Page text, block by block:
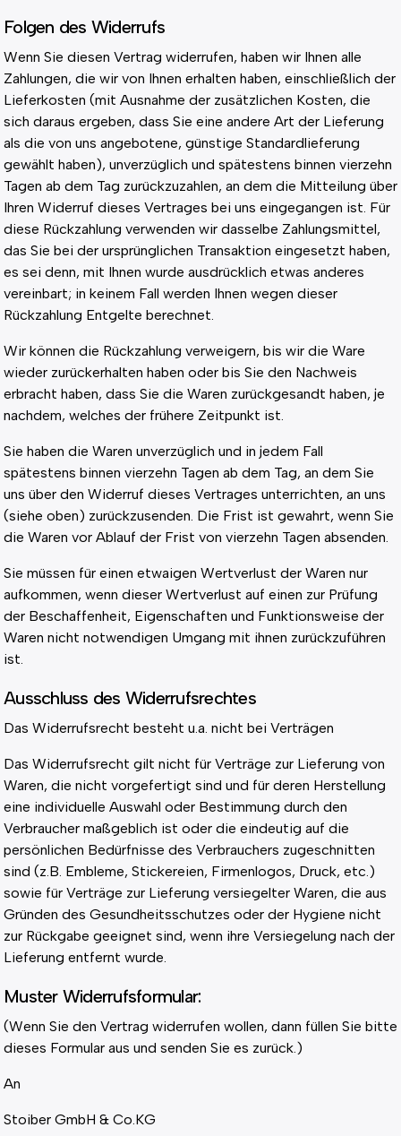
Folgen des Widerrufs
Wenn Sie diesen Vertrag widerrufen, haben wir Ihnen alle
Zahlungen, die wir von Ihnen erhalten haben, einschließlich der
Lieferkosten (mit Ausnahme der zusätzlichen Kosten, die
sich daraus ergeben, dass Sie eine andere Art der Lieferung
als die von uns angebotene, günstige Standardlieferung
gewählt haben), unverzüglich und spätestens binnen vierzehn
Tagen ab dem Tag zurückzuzahlen, an dem die Mitteilung über
Ihren Widerruf dieses Vertrages bei uns eingegangen ist. Für
diese Rückzahlung verwenden wir dasselbe Zahlungsmittel,
das Sie bei der ursprünglichen Transaktion eingesetzt haben,
es sei denn, mit Ihnen wurde ausdrücklich etwas anderes
vereinbart; in keinem Fall werden Ihnen wegen dieser
Rückzahlung Entgelte berechnet.
Wir können die Rückzahlung verweigern, bis wir die Ware
wieder zurückerhalten haben oder bis Sie den Nachweis
erbracht haben, dass Sie die Waren zurückgesandt haben, je
nachdem, welches der frühere Zeitpunkt ist.
Sie haben die Waren unverzüglich und in jedem Fall
spätestens binnen vierzehn Tagen ab dem Tag, an dem Sie
uns über den Widerruf dieses Vertrages unterrichten, an uns
(siehe oben) zurückzusenden. Die Frist ist gewahrt, wenn Sie
die Waren vor Ablauf der Frist von vierzehn Tagen absenden.
Sie müssen für einen etwaigen Wertverlust der Waren nur
aufkommen, wenn dieser Wertverlust auf einen zur Prüfung
der Beschaffenheit, Eigenschaften und Funktionsweise der
Waren nicht notwendigen Umgang mit ihnen zurückzuführen
ist.
Ausschluss des Widerrufsrechtes
Das Widerrufsrecht besteht u.a. nicht bei Verträgen
Das Widerrufsrecht gilt nicht für Verträge zur Lieferung von
Waren, die nicht vorgefertigt sind und für deren Herstellung
eine individuelle Auswahl oder Bestimmung durch den
Verbraucher maßgeblich ist oder die eindeutig auf die
persönlichen Bedürfnisse des Verbrauchers zugeschnitten
sind (z.B. Embleme, Stickereien, Firmenlogos, Druck, etc.)
sowie für Verträge zur Lieferung versiegelter Waren, die aus
Gründen des Gesundheitsschutzes oder der Hygiene nicht
zur Rückgabe geeignet sind, wenn ihre Versiegelung nach der
Lieferung entfernt wurde.
Muster Widerrufsformular:
(Wenn Sie den Vertrag widerrufen wollen, dann füllen Sie bitte
dieses Formular aus und senden Sie es zurück.)
An
Stoiber GmbH & Co.KG